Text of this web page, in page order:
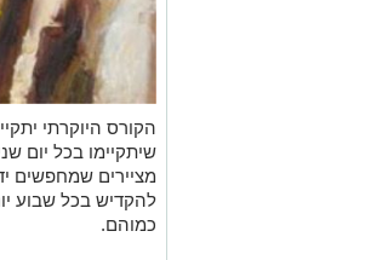
מציירים שמחפשים
להקדיש בכל שבוע
כמוהם.